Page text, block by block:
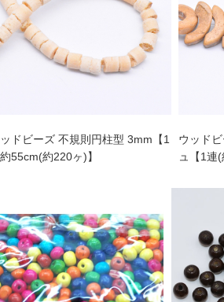
ドビーズ 不規則円柱型 3mm【1
55cm(約220ヶ)】
ウッド
ュ【1連(